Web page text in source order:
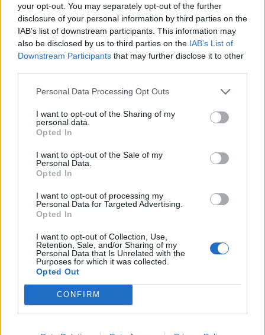
your opt-out. You may separately opt-out of the further
disclosure of your personal information by third parties on the
IAB’s list of downstream participants. This information may
also be disclosed by us to third parties on the IAB’s List of
Downstream Participants that may further disclose it to other
Personal Data Processing Opt Outs
I want to opt-out of the Sharing of my
personal data.
Opted In
I want to opt-out of the Sale of my
Personal Data.
Opted In
I want to opt-out of processing my
Personal Data for Targeted Advertising.
Opted In
I want to opt-out of Collection, Use,
Retention, Sale, and/or Sharing of my
Personal Data that Is Unrelated with the
Purposes for which it was collected.
Opted Out
CONFIRM
Biztonságot kereshet gazdijánál sétán a kutya, ha odabújik hozzá
Egy megnyugtató érintés ilyenkor rengeteget segíthet!
Ahogy a kisgyermek is keresi édesanyja kezét, kutyánk bennünk
keresheti a kapaszkodót, ha fél vagy csupán bizonytalan,
még nagyobb bizalommal lesz irántunk. Különösen fontos ez
kölykök és félénk kutyák esetében.
Látjuk-e rajta a szorongás, félelem, stressz jeleit? Milyen
hangokat ad ki? Nyüszög? Vagy csak némán figyeli
környezetét? Mit tükröz a tekintete? Feszültséget? Ijedtséget?
Vagy meglepetést a sok újdonság láttán? Ha úgy véljük, nem
tudunk megbirkózni a helyzettel, kérjünk tanácsot pozitív
módszereket alkalmazó, a rehabilitáció terén is tapasztalt
kutyatrénertől!